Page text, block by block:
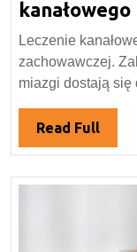
2020
kanałowego
Leczenie
zachowawczej.
miazgi dostają się
Read FullRead
Full